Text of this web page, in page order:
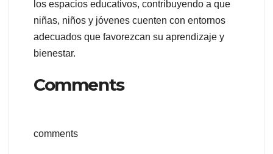
los espacios educativos, contribuyendo a que
niñas, niños y jóvenes cuenten con entornos
adecuados que favorezcan su aprendizaje y
bienestar.
Comments
comments